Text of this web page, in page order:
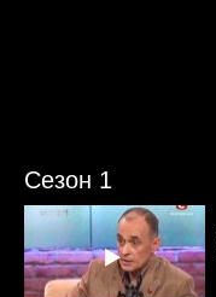
Сезон 1